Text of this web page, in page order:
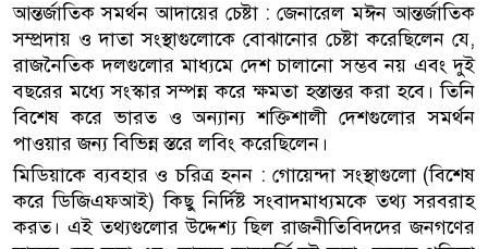
আন্তর্জাতিক সমর্থন আদায়ের চেষ্টা : জেনারেল মঈন আন্তর্জাতিক
সম্প্রদায় ও দাতা সংস্থাগুলোকে বোঝানোর চেষ্টা করেছিলেন যে,
রাজনৈতিক দলগুলোর মাধ্যমে দেশ চালানো সম্ভব নয় এবং দুই
বছরের মধ্যে সংস্কার সম্পন্ন করে ক্ষমতা হস্তান্তর করা হবে। তিনি
বিশেষ করে ভারত ও অন্যান্য শক্তিশালী দেশগুলোর সমর্থন
পাওয়ার জন্য বিভিন্ন স্তরে লবিং করেছিলেন।
মিডিয়াকে ব্যবহার ও চরিত্র হনন : গোয়েন্দা সংস্থাগুলো (বিশেষ
করে ডিজিএফআই) কিছু নির্দিষ্ট সংবাদমাধ্যমকে তথ্য সরবরাহ
করত। এই তথ্যগুলোর উদ্দেশ্য ছিল রাজনীতিবিদদের জনগণের